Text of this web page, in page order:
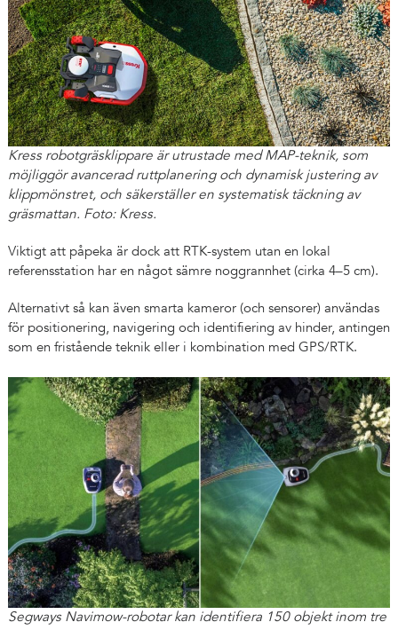
Kress robotgräsklippare är utrustade med MAP-teknik, som
möjliggör avancerad ruttplanering och dynamisk justering av
klippmönstret, och säkerställer en systematisk täckning av
gräsmattan. Foto: Kress.
Viktigt att påpeka är dock att RTK-system utan en lokal
referensstation har en något sämre noggrannhet (cirka 4–5 cm).
Alternativt så kan även smarta kameror (och sensorer) användas
för positionering, navigering och identifiering av hinder, antingen
som en fristående teknik eller i kombination med GPS/RTK.
Segways Navimow-robotar kan identifiera 150 objekt inom tre